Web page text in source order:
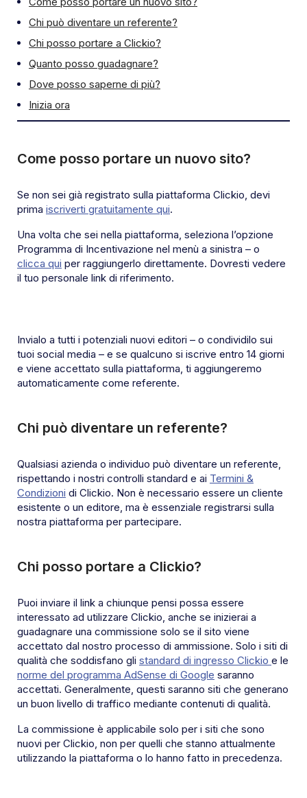
Chi può diventare un referente?
Chi posso portare a Clickio?
Quanto posso guadagnare?
Dove posso saperne di più?
Inizia ora
Come posso portare un nuovo sito?
Se non sei già registrato sulla piattaforma Clickio, devi
prima iscriverti gratuitamente qui.
Una volta che sei nella piattaforma, seleziona l’opzione
Programma di Incentivazione nel menù a sinistra – o
clicca qui per raggiungerlo direttamente. Dovresti vedere
il tuo personale link di riferimento.
Invialo a tutti i potenziali nuovi editori – o condividilo sui
tuoi social media – e se qualcuno si iscrive entro 14 giorni
e viene accettato sulla piattaforma, ti aggiungeremo
automaticamente come referente.
Chi può diventare un referente?
Qualsiasi azienda o individuo può diventare un referente,
rispettando i nostri controlli standard e ai Termini &
Condizioni di Clickio. Non è necessario essere un cliente
esistente o un editore, ma è essenziale registrarsi sulla
nostra piattaforma per partecipare.
Chi posso portare a Clickio?
Puoi inviare il link a chiunque pensi possa essere
interessato ad utilizzare Clickio, anche se inizierai a
guadagnare una commissione solo se il sito viene
accettato dal nostro processo di ammissione. Solo i siti di
qualità che soddisfano gli standard di ingresso Clickio e le
norme del programma AdSense di Google saranno
accettati. Generalmente, questi saranno siti che generano
un buon livello di traffico mediante contenuti di qualità.
La commissione è applicabile solo per i siti che sono
nuovi per Clickio, non per quelli che stanno attualmente
utilizzando la piattaforma o lo hanno fatto in precedenza.